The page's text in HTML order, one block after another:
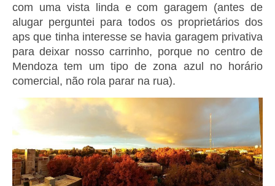
com uma vista linda e com garagem (antes de
alugar perguntei para todos os proprietários dos
aps que tinha interesse se havia garagem privativa
para deixar nosso carrinho, porque no centro de
Mendoza tem um tipo de zona azul no horário
comercial, não rola parar na rua).